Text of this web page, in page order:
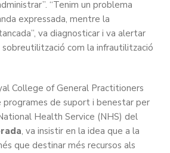
“Tenim un problema
expressada, mentre la
va diagnosticar i va alertar
com la infrautilització
College of General Practitioners
programes de suport i benestar per
Health Service (NHS) del
, va insistir en la idea que a la
que destinar més recursos als